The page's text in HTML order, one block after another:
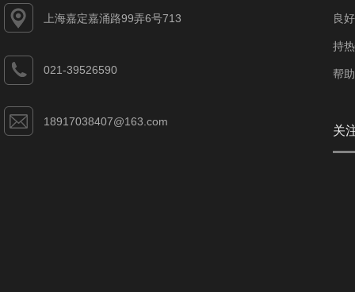
上海嘉定嘉涌路99弄6号713
021-39526590
18917038407@163.com
良
持
帮
关